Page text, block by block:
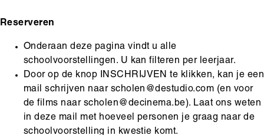
Reserveren
Onderaan deze pagina vindt u alle
schoolvoorstellingen. U kan filteren per leerjaar.
Door op de knop INSCHRIJVEN te klikken, kan je een
mail schrijven naar scholen@destudio.com (en voor
de films naar scholen@decinema.be). Laat ons weten
in deze mail met hoeveel personen je graag naar de
schoolvoorstelling in kwestie komt.